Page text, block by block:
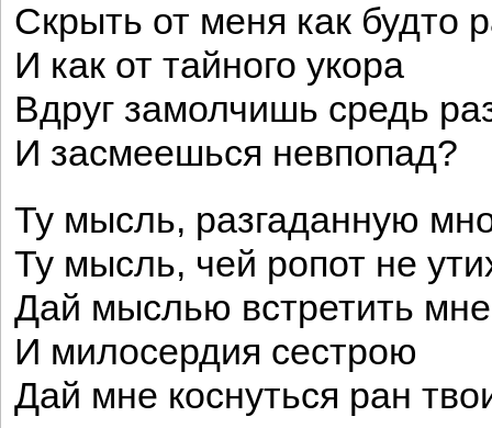
Скрыть от меня как будто
И как от тайного укора
Вдруг замолчишь средь
И засмеешься невпопад?
Ту мысль, разгаданную
Ту мысль, чей ропот не
Дай мыслью встретить
И милосердия сестрою
Дай мне коснуться ран